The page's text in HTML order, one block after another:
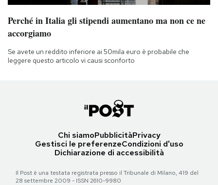
Perché in Italia gli stipendi aumentano ma non ce ne
accorgiamo
Se avete un reddito inferiore ai 50mila euro è probabile che
leggere questo articolo vi causi sconforto
Chi siamoPubblicitàPrivacy
Gestisci le preferenzeCondizioni d'uso
Dichiarazione di accessibilità
Il Post è una testata registrata presso il Tribunale di Milano, 419 del
28 settembre 2009 - ISSN 2610-9980